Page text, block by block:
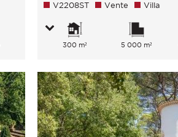
V2208ST Vente Villa
300 m² 5 000 m²